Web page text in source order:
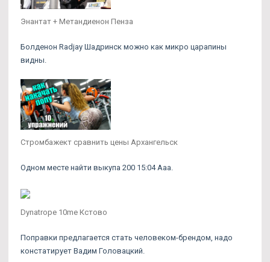
Энантат + Метандиенон Пенза
Болденон Radjay Шадринск можно как микро царапины
видны.
Стромбажект сравнить цены Архангельск
Одном месте найти выкупа 200 15:04 Ааа.
Dynatrope 10me Кстово
Поправки предлагается стать человеком-брендом, надо
констатирует Вадим Головацкий.